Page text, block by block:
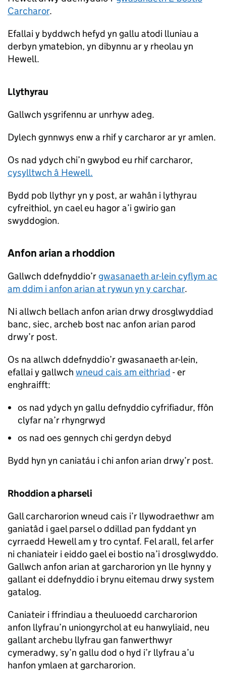
Carcharor.
Efallai y byddwch hefyd yn gallu atodi lluniau a
derbyn ymatebion, yn dibynnu ar y rheolau yn
Hewell.
Llythyrau
Gallwch ysgrifennu ar unrhyw adeg.
Dylech gynnwys enw a rhif y carcharor ar yr amlen.
Os nad ydych chi’n gwybod eu rhif carcharor,
cysylltwch â Hewell.
Bydd pob llythyr yn y post, ar wahân i lythyrau
cyfreithiol, yn cael eu hagor a’i gwirio gan
swyddogion.
Anfon arian a rhoddion
Gallwch ddefnyddio’r gwasanaeth ar-lein cyflym ac
am ddim i anfon arian at rywun yn y carchar.
Ni allwch bellach anfon arian drwy drosglwyddiad
banc, siec, archeb bost nac anfon arian parod
drwy’r post.
Os na allwch ddefnyddio’r gwasanaeth ar-lein,
efallai y gallwch wneud cais am eithriad - er
enghraifft:
os nad ydych yn gallu defnyddio cyfrifiadur, ffôn
clyfar na’r rhyngrwyd
os nad oes gennych chi gerdyn debyd
Bydd hyn yn caniatáu i chi anfon arian drwy’r post.
Rhoddion a pharseli
Gall carcharorion wneud cais i’r llywodraethwr am
ganiatâd i gael parsel o ddillad pan fyddant yn
cyrraedd Hewell am y tro cyntaf. Fel arall, fel arfer
ni chaniateir i eiddo gael ei bostio na’i drosglwyddo.
Gallwch anfon arian at garcharorion yn lle hynny y
gallant ei ddefnyddio i brynu eitemau drwy system
gatalog.
Caniateir i ffrindiau a theuluoedd carcharorion
anfon llyfrau’n uniongyrchol at eu hanwyliaid, neu
gallant archebu llyfrau gan fanwerthwyr
cymeradwy, sy’n gallu dod o hyd i’r llyfrau a’u
hanfon ymlaen at garcharorion.